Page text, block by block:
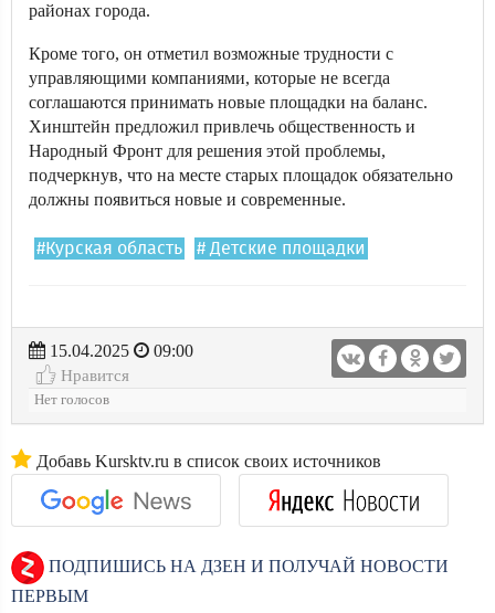
районах города.
Кроме того, он отметил возможные трудности с
управляющими компаниями, которые не всегда
соглашаются принимать новые площадки на баланс.
Хинштейн предложил привлечь общественность и
Народный Фронт для решения этой проблемы,
подчеркнув, что на месте старых площадок обязательно
должны появиться новые и современные.
#Курская область # Детские площадки
15.04.2025
09:00
Нравится
Нет голосов
Добавь Kursktv.ru в список своих источников
ПОДПИШИСЬ НА ДЗЕН И ПОЛУЧАЙ НОВОСТИ
ПЕРВЫМ